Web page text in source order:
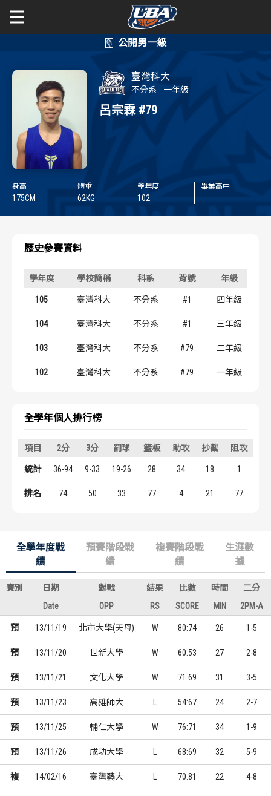
公開男一級 賽事資訊
賽程表
球隊資訊
選手資訊
歷屆冠軍
歷史數據排行
公開女一級
賽事資訊
賽程表
球隊資訊
選手資訊
歷屆冠軍
歷史數據排行
二級與一般組
新聞
臺灣科大
不分系 一年級
呂宗霖 #79
身高
175CM
體重
62KG
學年度
102
畢業高中
歷史參賽資料
學年度 學校簡稱 科系 背號 年級
105 臺灣科大 不分系 #1 四年級
104 臺灣科大 不分系 #1 三年級
103 臺灣科大 不分系 #79 二年級
102 臺灣科大 不分系 #79 一年級
全學年個人排行榜
項目 2分 3分 罰球 籃板 助攻 抄截 阻攻
統計 36-94 9-33 19-26 28 34 18 1
排名 74 50 33 77 4 21 77
全學年度戰
績
預賽階段戰
績
複賽階段戰
績
生涯數
據
賽別 日期 對戰 結果 比數 時間
二分
Date
OPP RS SCORE MIN 2PM-A
預 13/11/19 北市大學(天母) W 80:74 26 1-5
預 13/11/20 世新大學 W 60:53 27 2-8
預 13/11/21 文化大學 W 71:69 31 3-5
預 13/11/23 高雄師大 L 54:67 24 2-7
預 13/11/25 輔仁大學 W 76:71 34 1-9
預 13/11/26 成功大學 L 68:69 32 5-9
複 14/02/16 臺灣藝大 L 70:81 22 4-8